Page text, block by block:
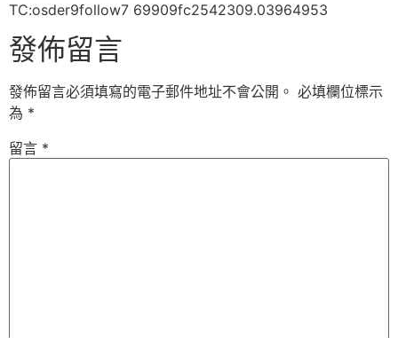
TC:osder9follow7 69909fc2542309.03964953
發佈留言
發佈留言必須填寫的電子郵件地址不會公開。 必填欄位標示
為 *
留言 *